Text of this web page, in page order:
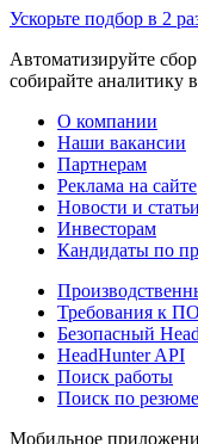
Ускорьте подбор в 2
Автоматизируйте
собирайте аналитику
О компании
Наши вакансии
Партнерам
Реклама на сайте
Новости и статьи
Инвесторам
Кандидаты по
Требования к ПО
Безопасный
HeadHunter API
Поиск работы
Поиск по резюме
Мобильное